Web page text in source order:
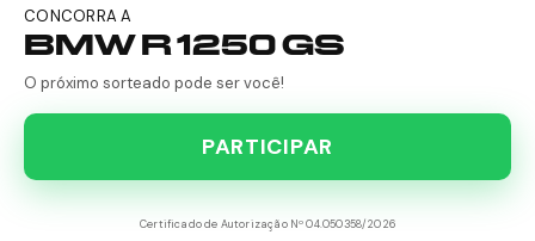
CONCORRA A
BMW R 1250 GS
O próximo sorteado pode ser você!
PARTICIPAR
Certificado de Autorização Nº 04.050358/2026